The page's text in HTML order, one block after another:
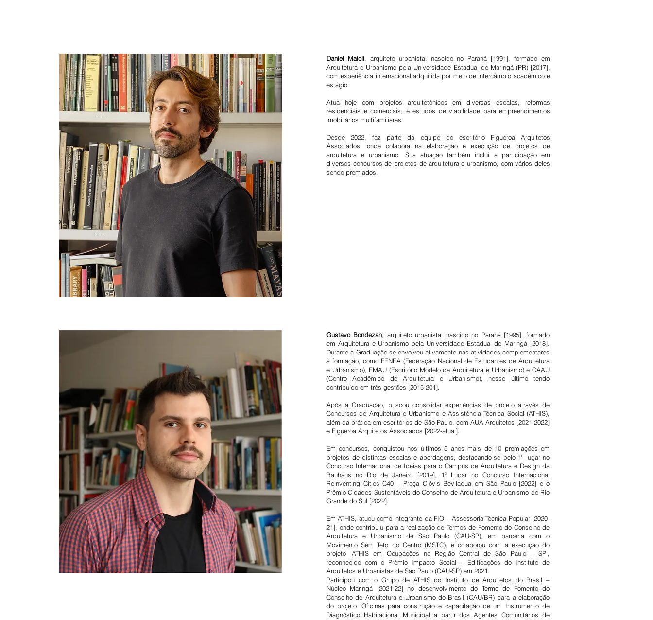
Daniel Maioli, arquiteto urbanista, nascido no Paraná [1991], formado em
Arquitetura e Urbanismo pela Universidade Estadual de Maringá (PR) [2017],
com experiência internacional adquirida por meio de intercâmbio acadêmico e
estágio.
Atua hoje com projetos arquitetônicos em diversas escalas, reformas
residenciais e comerciais, e estudos de viabilidade para empreendimentos
imobiliários multifamiliares.
Desde 2022, faz parte da equipe do escritório Figueroa Arquitetos
Associados, onde colabora na elaboração e execução de projetos de
arquitetura e urbanismo. Sua atuação também inclui a participação em
diversos concursos de projetos de arquitetura e urbanismo, com vários deles
sendo premiados.
Gustavo Bondezan, arquiteto urbanista, nascido no Paraná [1995], formado
em Arquitetura e Urbanismo pela Universidade Estadual de Maringá [2018].
Durante a Graduação se envolveu ativamente nas atividades complementares
à formação, como FENEA (Federação Nacional de Estudantes de Arquitetura
e Urbanismo), EMAU (Escritório Modelo de Arquitetura e Urbanismo) e CAAU
(Centro Acadêmico de Arquitetura e Urbanismo), nesse último tendo
contribuído em três gestões [2015-201].
Após a Graduação, buscou consolidar experiências de projeto através de
Concursos de Arquitetura e Urbanismo e Assistência Técnica Social (ATHIS),
além da prática em escritórios de São Paulo, com AUÁ Arquitetos [2021-2022]
e Figueroa Arquitetos Associados [2022-atual].
Em concursos, conquistou nos últimos 5 anos mais de 10 premiações em
projetos de distintas escalas e abordagens, destacando-se pelo 1º lugar no
Concurso Internacional de Ideias para o Campus de Arquitetura e Design da
Bauhaus no Rio de Janeiro [2019], 1º Lugar no Concurso Internacional
Reinventing Cities C40 – Praça Clóvis Bevilaqua em São Paulo [2022] e o
Prêmio Cidades Sustentáveis do Conselho de Arquitetura e Urbanismo do Rio
Grande do Sul [2022].
Em ATHIS, atuou como integrante da FIO – Assessoria Técnica Popular [2020-
21], onde contribuiu para a realização de Termos de Fomento do Conselho de
Arquitetura e Urbanismo de São Paulo (CAU-SP), em parceria com o
Movimento Sem Teto do Centro (MSTC), e colaborou com a execução do
projeto ‘ATHIS em Ocupações na Região Central de São Paulo – SP’,
reconhecido com o Prêmio Impacto Social – Edificações do Instituto de
Arquitetos e Urbanistas de São Paulo (CAU-SP) em 2021.
Participou com o Grupo de ATHIS do Instituto de Arquitetos do Brasil –
Núcleo Maringá [2021-22] no desenvolvimento do Termo de Fomento do
Conselho de Arquitetura e Urbanismo do Brasil (CAU/BR) para a elaboração
do projeto ‘Oficinas para construção e capacitação de um Instrumento de
Diagnóstico Habitacional Municipal a partir dos Agentes Comunitários de